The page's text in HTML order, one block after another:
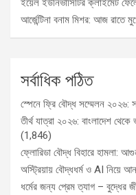
ইয়েল ইউনিভার্সিটির ক্লাইমেট
আর্জেন্টিনা বনাম মিশর: আজ রাতে
সর্বাধিক পঠিত
স্পেনে ফ্রি বৌদ্ধ সম্মেলন ২০২৬:
তীর্থ যাত্রা ২০২৬: বাংলাদেশ
(1,846)
ফ্লোরিডা বৌদ্ধ বিহারে হামলা:
অস্ট্রিয়ায় বৌদ্ধধর্ম ও AI নিয়ে
ধর্মের জন্য প্রেম ত্যাগ – বুদ্ধের